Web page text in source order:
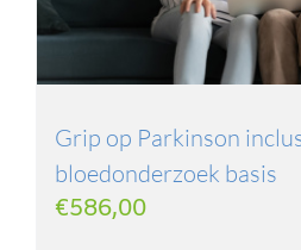
Grip op Parkinson
bloedonderzoek basis
€586,00